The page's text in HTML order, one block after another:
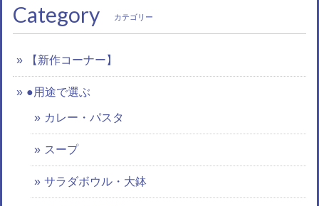
Category カテゴリー
【新作コーナー】
●用途で選ぶ
カレー・パスタ
スープ
サラダボウル・大鉢